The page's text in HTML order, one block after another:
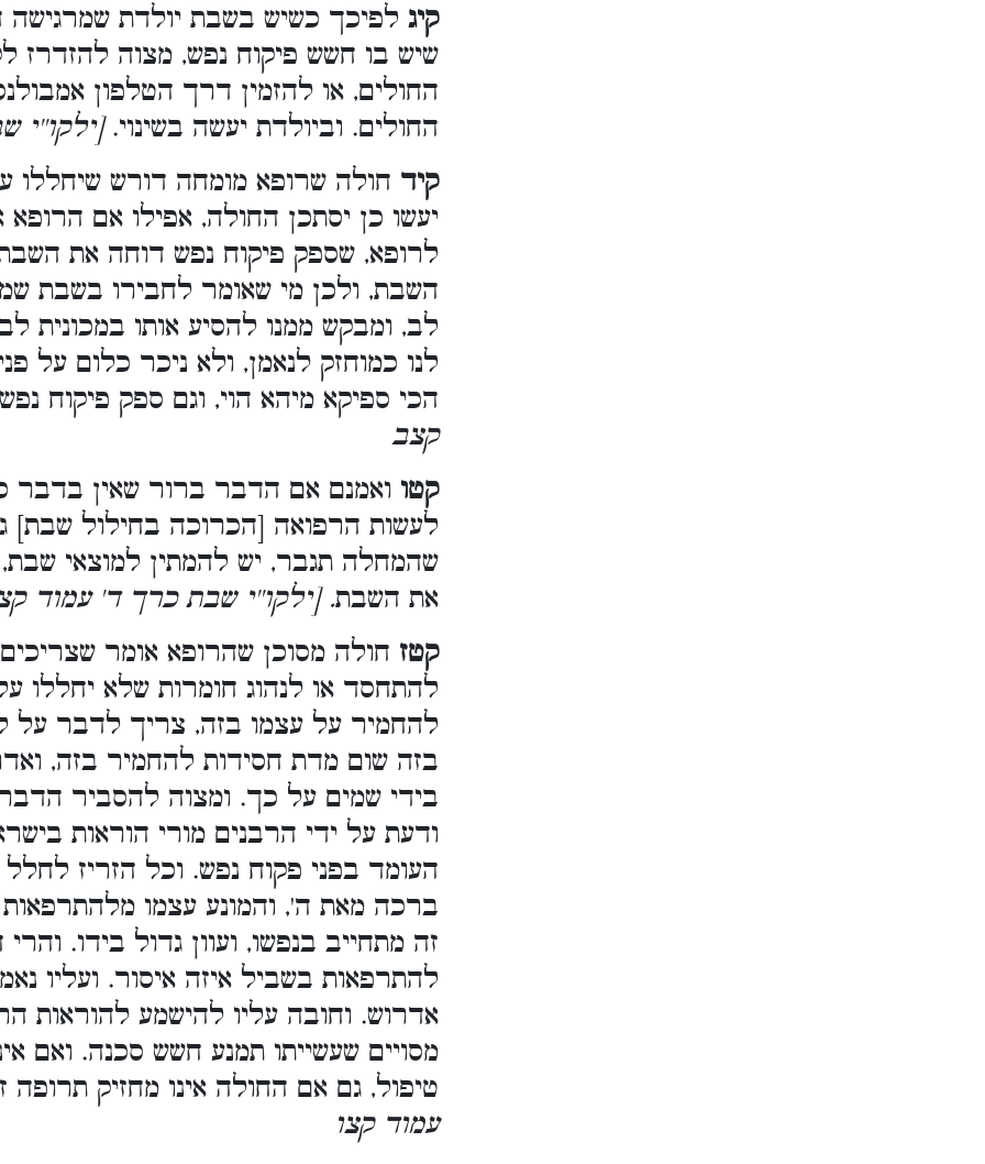
קיג לפיכך כשיש בשבת יולדת
שיש בו חשש פיקוח נפש, מצוה להזדרז
החולים, או להזמין דרך הטלפון
החולים. וביולדת יעשה בשינוי.[ילקו''י
קיד חולה שרופא מומחה דורש שיחללו
יעשו כן יסתכן החולה, אפילו אם הרופא
לרופא, שספק פיקוח נפש דוחה את
השבת, ולכן מי שאומר לחבירו בשבת
לב, ומבקש ממנו להסיע אותו במכונית
לנו כמוחזק לנאמן, ולא ניכר כלום על
הכי ספיקא מיהא הוי, וגם ספק פיקוח
קצב
קטו ואמנם אם הדבר ברור שאין בדבר
לעשות הרפואה [הכרוכה בחילול שבת]
שהמחלה תגבר, יש להמתין למוצאי
את השבת. [ילקו''י שבת כרך ד' עמוד
קטז חולה מסוכן שהרופא אומר
להתחסד או לנהוג חומרות שלא יחללו
להחמיר על עצמו בזה, צריך לדבר על
בזה שום מדת חסידות להחמיר בזה,
בידי שמים על כך. ומצוה להסביר
ודעת על ידי הרבנים מורי הוראות
העומד בפני פקוח נפש. וכל הזריז
ברכה מאת ה', והמונע עצמו
זה מתחייב בנפשו, ועוון גדול בידו.
להתרפאות בשביל איזה איסור. ועליו
אדרוש. וחובה עליו להישמע להוראות
מסויים שעשייתו תמנע חשש סכנה. ואם
טיפול, גם אם החולה אינו מחזיק תרופה
עמוד קצו